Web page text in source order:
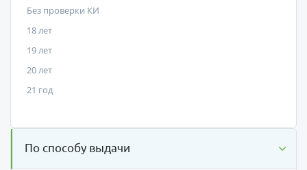
Без проверки КИ
18 лет
19 лет
20 лет
21 год
По способу выдачи